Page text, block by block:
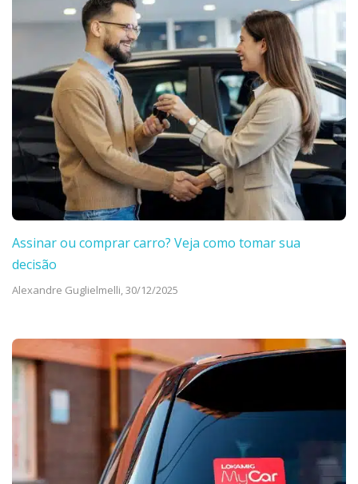
Assinar ou comprar carro? Veja como tomar sua
decisão
Alexandre Guglielmelli,30/12/2025